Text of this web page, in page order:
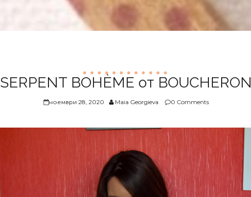
SERPENT BOHÈME от BOUCHERON
ноември 28, 2020 Maia Georgieva 0 Comments